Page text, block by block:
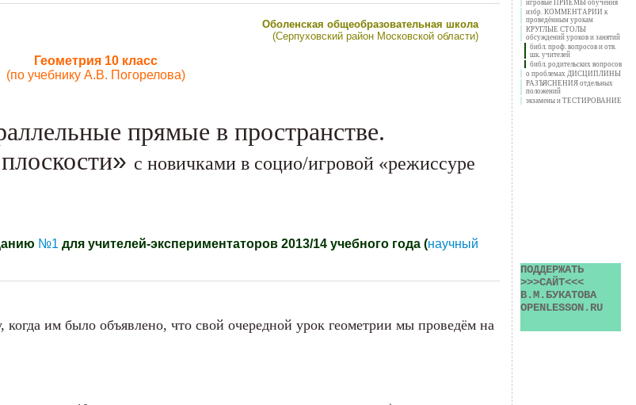
Оболенская общеобразовательная школа
(Серпуховский район Московской области)
Геометрия 10 класс
(по учебнику А.В. Погорелова)
прямые в пространстве.
» с новичками в социо/игровой «режиссуре
№1 для учителей-экспериментаторов 2013/14 учебного года (научный
им было объявлено, что свой очередной урок геометрии мы проведём на
игровые ПРИЁМЫ обучения
избр. КОММЕНТАРИИ к
проведённым урокам
КРУГЛЫЕ СТОЛЫ
обсуждений уроков и занятий
библ. проф. вопросов и отв.
шк. учителей
библ. родительских вопросов
о проблемах ДИСЦИПЛИНЫ
РАЗЪЯСНЕНИЯ отдельных
положений
экзамены и ТЕСТИРОВАНИЕ
ПОДДЕРЖАТЬ
>>>САЙТ<<<
В.М.БУКАТОВА
OPENLESSON.RU